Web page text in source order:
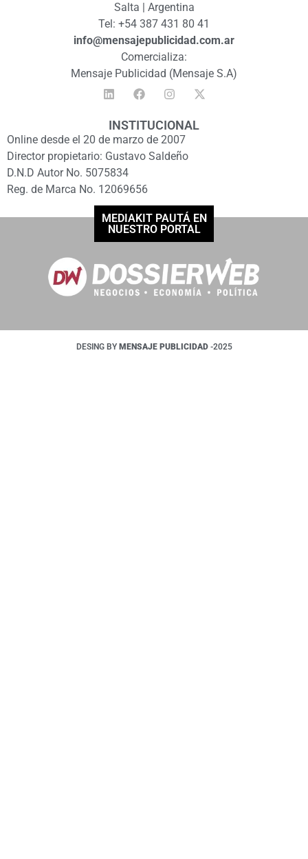
Salta | Argentina
Tel: +54 387 431 80 41
info@mensajepublicidad.com.ar
Comercializa:
Mensaje Publicidad (Mensaje S.A)
INSTITUCIONAL
Online desde el 20 de marzo de 2007
Director propietario: Gustavo Saldeño
D.N.D Autor No. 5075834
Reg. de Marca No. 12069656
MEDIAKIT PAUTÁ EN
NUESTRO PORTAL
DESING BY MENSAJE PUBLICIDAD -2025